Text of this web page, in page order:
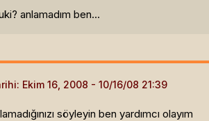
anlamadım ben...
Ekim 16, 2008
söyleyin ben yardımcı olayım